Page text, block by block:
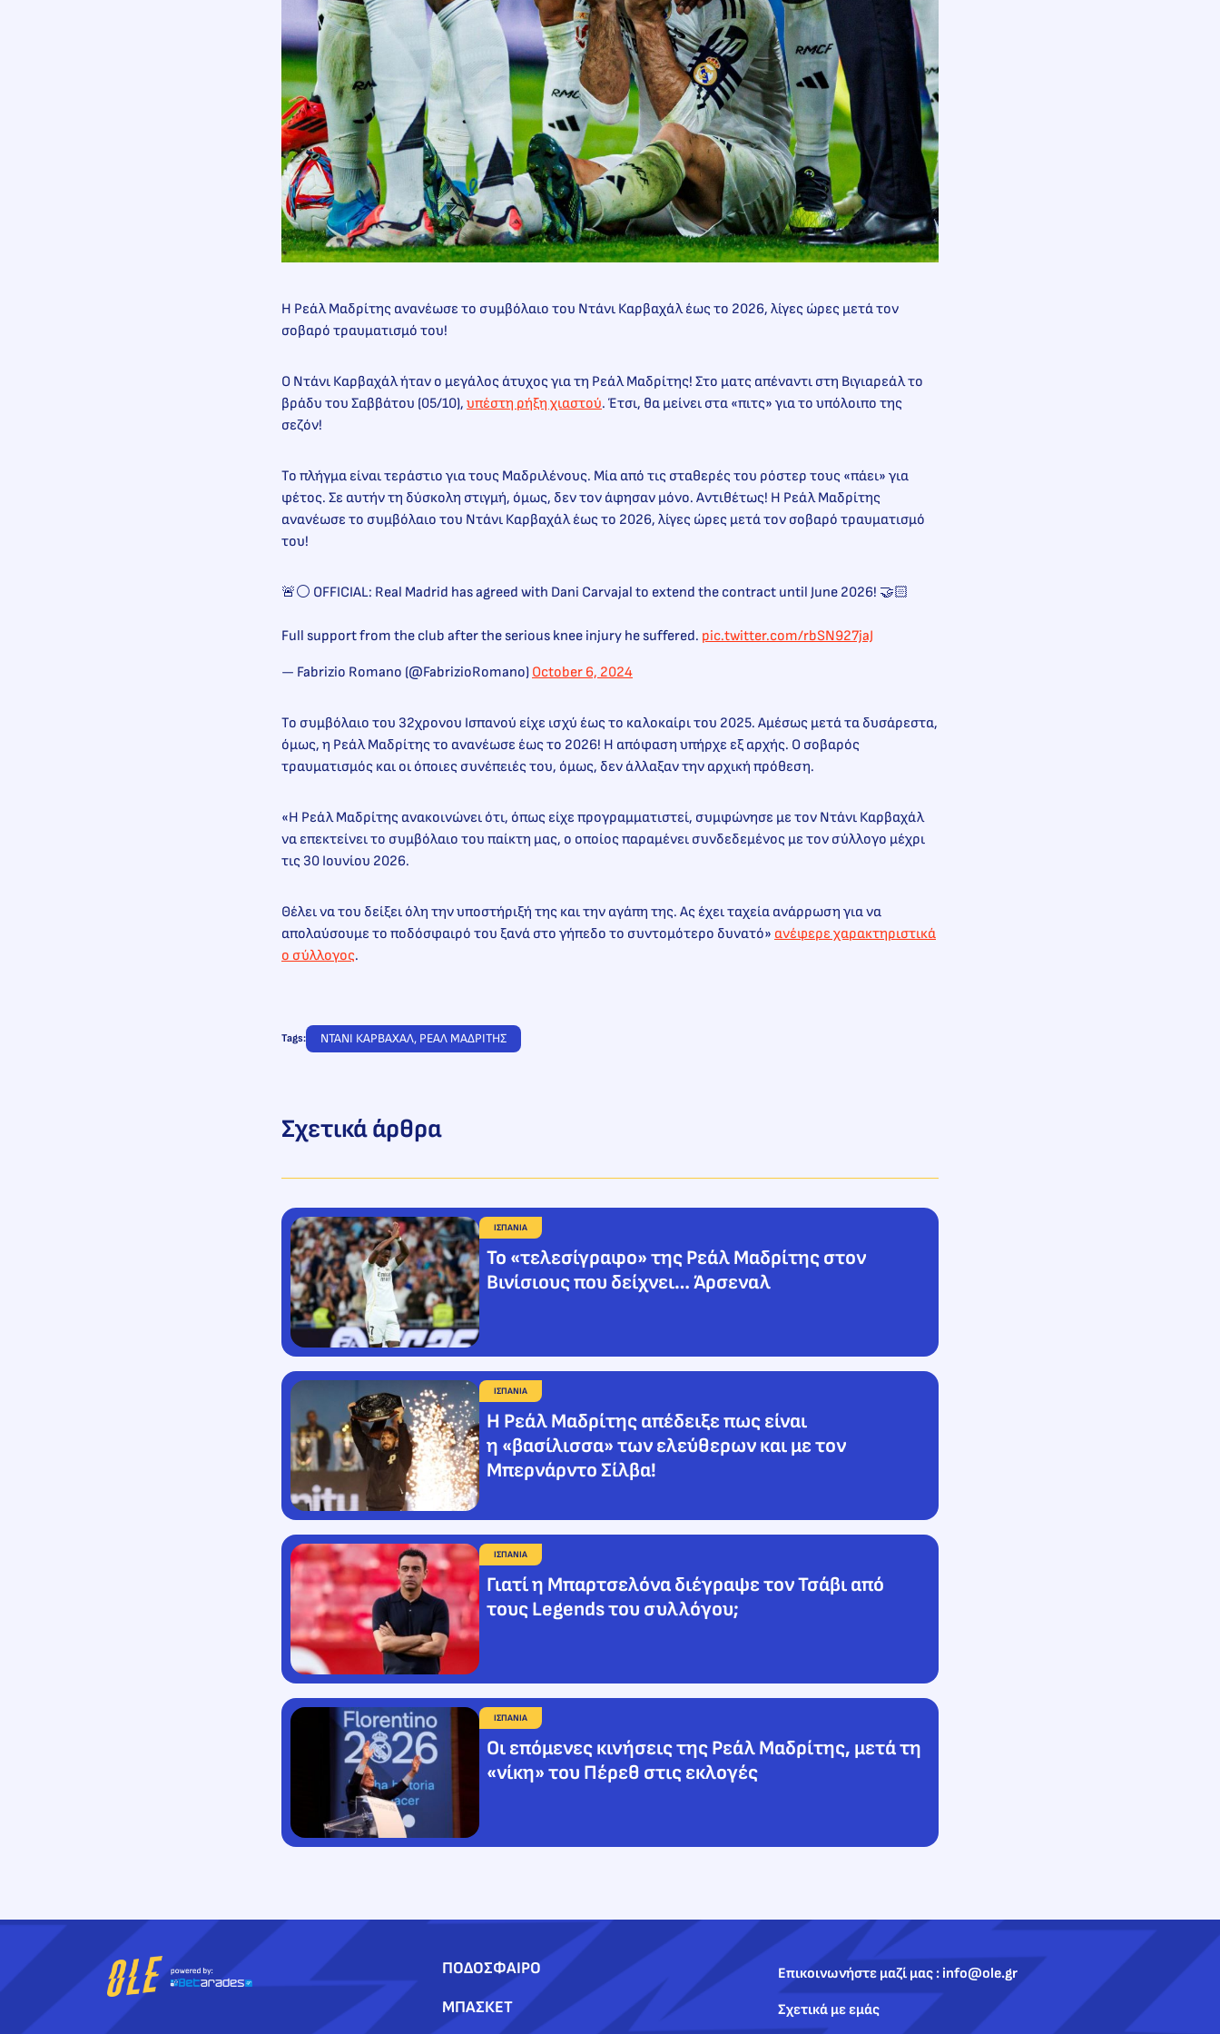
Η Ρεάλ Μαδρίτης ανανέωσε το συμβόλαιο του Ντάνι Καρβαχάλ έως το 2026, λίγες ώρες μετά τον
σοβαρό τραυματισμό του!
Ο Ντάνι Καρβαχάλ ήταν ο μεγάλος άτυχος για τη Ρεάλ Μαδρίτης! Στο ματς απέναντι στη Βιγιαρεάλ το
βράδυ του Σαββάτου (05/10), υπέστη ρήξη χιαστού. Έτσι, θα μείνει στα «πιτς» για το υπόλοιπο της
σεζόν!
Το πλήγμα είναι τεράστιο για τους Μαδριλένους. Μία από τις σταθερές του ρόστερ τους «πάει» για
φέτος. Σε αυτήν τη δύσκολη στιγμή, όμως, δεν τον άφησαν μόνο. Αντιθέτως! Η Ρεάλ Μαδρίτης
ανανέωσε το συμβόλαιο του Ντάνι Καρβαχάλ έως το 2026, λίγες ώρες μετά τον σοβαρό τραυματισμό
του!
🚨⚪️ OFFICIAL: Real Madrid has agreed with Dani Carvajal to extend the contract until June 2026! 🤝🏻
Full support from the club after the serious knee injury he suffered. pic.twitter.com/rbSN927jaJ
— Fabrizio Romano (@FabrizioRomano) October 6, 2024
Το συμβόλαιο του 32χρονου Ισπανού είχε ισχύ έως το καλοκαίρι του 2025. Αμέσως μετά τα δυσάρεστα,
όμως, η Ρεάλ Μαδρίτης το ανανέωσε έως το 2026! Η απόφαση υπήρχε εξ αρχής. Ο σοβαρός
τραυματισμός και οι όποιες συνέπειές του, όμως, δεν άλλαξαν την αρχική πρόθεση.
«Η Ρεάλ Μαδρίτης ανακοινώνει ότι, όπως είχε προγραμματιστεί, συμφώνησε με τον Ντάνι Καρβαχάλ
να επεκτείνει το συμβόλαιο του παίκτη μας, ο οποίος παραμένει συνδεδεμένος με τον σύλλογο μέχρι
τις 30 Ιουνίου 2026.
Θέλει να του δείξει όλη την υποστήριξή της και την αγάπη της. Ας έχει ταχεία ανάρρωση για να
απολαύσουμε το ποδόσφαιρό του ξανά στο γήπεδο το συντομότερο δυνατό» ανέφερε χαρακτηριστικά
ο σύλλογος.
Tags: ΝΤΑΝΙ ΚΑΡΒΑΧΑΛ, ΡΕΑΛ ΜΑΔΡΙΤΗΣ
Σχετικά άρθρα
ΙΣΠΑΝΙΑ
Το «τελεσίγραφο» της Ρεάλ Μαδρίτης στον
Βινίσιους που δείχνει… Άρσεναλ
ΙΣΠΑΝΙΑ
Η Ρεάλ Μαδρίτης απέδειξε πως είναι
η «βασίλισσα» των ελεύθερων και με τον
Μπερνάρντο Σίλβα!
ΙΣΠΑΝΙΑ
Γιατί η Μπαρτσελόνα διέγραψε τον Τσάβι από
τους Legends του συλλόγου;
ΙΣΠΑΝΙΑ
Οι επόμενες κινήσεις της Ρεάλ Μαδρίτης, μετά τη
«νίκη» του Πέρεθ στις εκλογές
ΠΟΔΟΣΦΑΙΡΟ
ΜΠΑΣΚΕΤ
Επικοινωνήστε μαζί μας : info@ole.gr
Σχετικά με εμάς